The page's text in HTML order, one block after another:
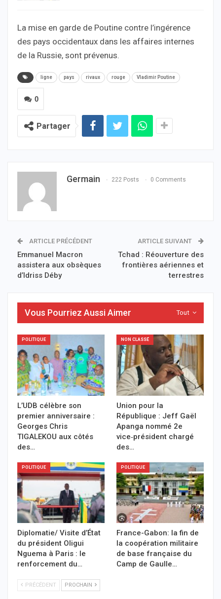
La mise en garde de Poutine contre l’ingérence
des pays occidentaux dans les affaires internes
de la Russie, sont prévenus.
ligne pays rivaux rouge Vladimir Poutine
0
Partager
Germain 222 Posts 0 Comments
ARTICLE PRÉCÉDENT
Emmanuel Macron
assistera aux obsèques
d’Idriss Déby
ARTICLE SUIVANT
Tchad : Réouverture des
frontières aériennes et
terrestres
Tout
Vous Pourriez Aussi Aimer
POLITIQUE
L’UDB célèbre son
premier anniversaire :
Georges Chris
TIGALEKOU aux côtés
des…
NON CLASSÉ
Union pour la
République : Jeff Gaël
Apanga nommé 2e
vice‑président chargé
des…
POLITIQUE
Diplomatie/ Visite d’État
du président Oligui
Nguema à Paris : le
renforcement du…
POLITIQUE
France-Gabon: la fin de
la coopération militaire
de base française du
Camp de Gaulle…
PRÉCÉDENT PROCHAIN